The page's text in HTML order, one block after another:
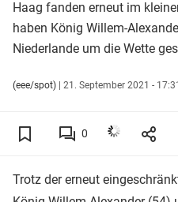
Haag fanden erneut im
haben König Willem-
Niederlande um die Wette
(eee/spot) | 21. September 2021 -
0
Trotz der erneut